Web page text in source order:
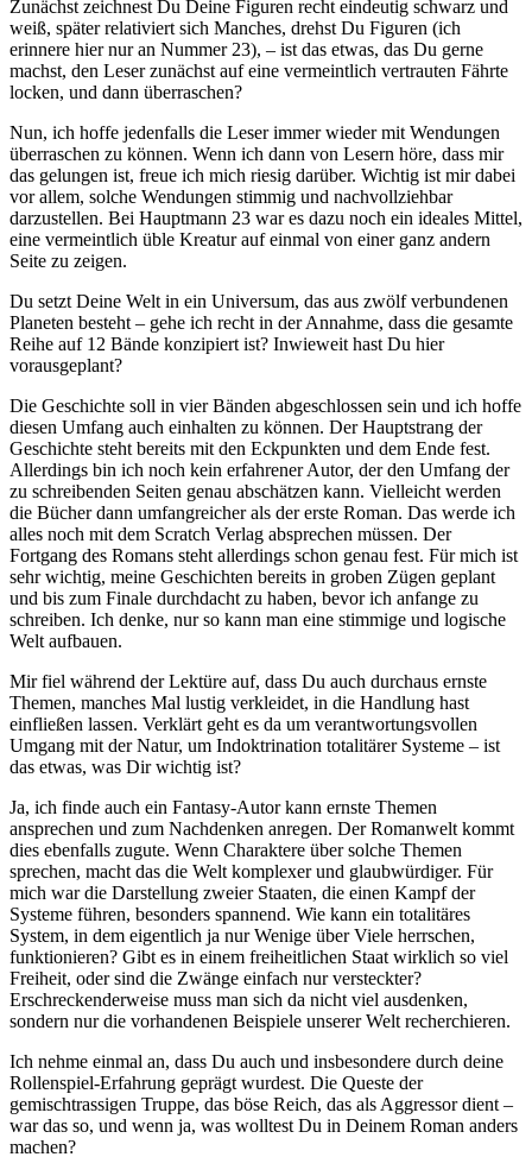
Zunächst zeichnest Du Deine Figuren recht eindeutig schwarz und
weiß, später relativiert sich Manches, drehst Du Figuren (ich
erinnere hier nur an Nummer 23), – ist das etwas, das Du gerne
machst, den Leser zunächst auf eine vermeintlich vertrauten Fährte
locken, und dann überraschen?
Nun, ich hoffe jedenfalls die Leser immer wieder mit Wendungen
überraschen zu können. Wenn ich dann von Lesern höre, dass mir
das gelungen ist, freue ich mich riesig darüber. Wichtig ist mir dabei
vor allem, solche Wendungen stimmig und nachvollziehbar
darzustellen. Bei Hauptmann 23 war es dazu noch ein ideales Mittel,
eine vermeintlich üble Kreatur auf einmal von einer ganz andern
Seite zu zeigen.
Du setzt Deine Welt in ein Universum, das aus zwölf verbundenen
Planeten besteht – gehe ich recht in der Annahme, dass die gesamte
Reihe auf 12 Bände konzipiert ist? Inwieweit hast Du hier
vorausgeplant?
Die Geschichte soll in vier Bänden abgeschlossen sein und ich hoffe
diesen Umfang auch einhalten zu können. Der Hauptstrang der
Geschichte steht bereits mit den Eckpunkten und dem Ende fest.
Allerdings bin ich noch kein erfahrener Autor, der den Umfang der
zu schreibenden Seiten genau abschätzen kann. Vielleicht werden
die Bücher dann umfangreicher als der erste Roman. Das werde ich
alles noch mit dem Scratch Verlag absprechen müssen. Der
Fortgang des Romans steht allerdings schon genau fest. Für mich ist
sehr wichtig, meine Geschichten bereits in groben Zügen geplant
und bis zum Finale durchdacht zu haben, bevor ich anfange zu
schreiben. Ich denke, nur so kann man eine stimmige und logische
Welt aufbauen.
Mir fiel während der Lektüre auf, dass Du auch durchaus ernste
Themen, manches Mal lustig verkleidet, in die Handlung hast
einfließen lassen. Verklärt geht es da um verantwortungsvollen
Umgang mit der Natur, um Indoktrination totalitärer Systeme – ist
das etwas, was Dir wichtig ist?
Ja, ich finde auch ein Fantasy-Autor kann ernste Themen
ansprechen und zum Nachdenken anregen. Der Romanwelt kommt
dies ebenfalls zugute. Wenn Charaktere über solche Themen
sprechen, macht das die Welt komplexer und glaubwürdiger. Für
mich war die Darstellung zweier Staaten, die einen Kampf der
Systeme führen, besonders spannend. Wie kann ein totalitäres
System, in dem eigentlich ja nur Wenige über Viele herrschen,
funktionieren? Gibt es in einem freiheitlichen Staat wirklich so viel
Freiheit, oder sind die Zwänge einfach nur versteckter?
Erschreckenderweise muss man sich da nicht viel ausdenken,
sondern nur die vorhandenen Beispiele unserer Welt recherchieren.
Ich nehme einmal an, dass Du auch und insbesondere durch deine
Rollenspiel-Erfahrung geprägt wurdest. Die Queste der
gemischtrassigen Truppe, das böse Reich, das als Aggressor dient –
war das so, und wenn ja, was wolltest Du in Deinem Roman anders
machen?